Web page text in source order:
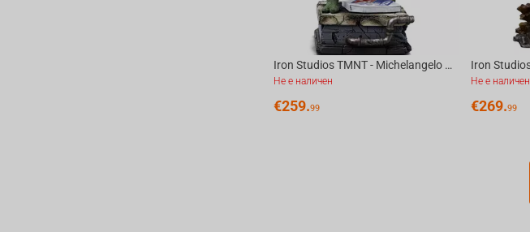
Iron Studios TMNT - Michelangelo Statue Art Scale 1/10
Не е наличен
€259.99
Не е наличен
€269.99